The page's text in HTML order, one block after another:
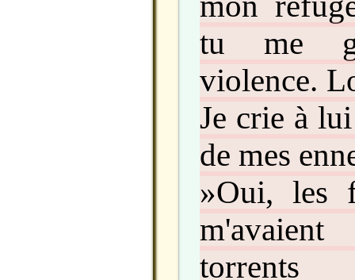
tu me
violence.
Je crie à
de mes
»Oui, les
torrents